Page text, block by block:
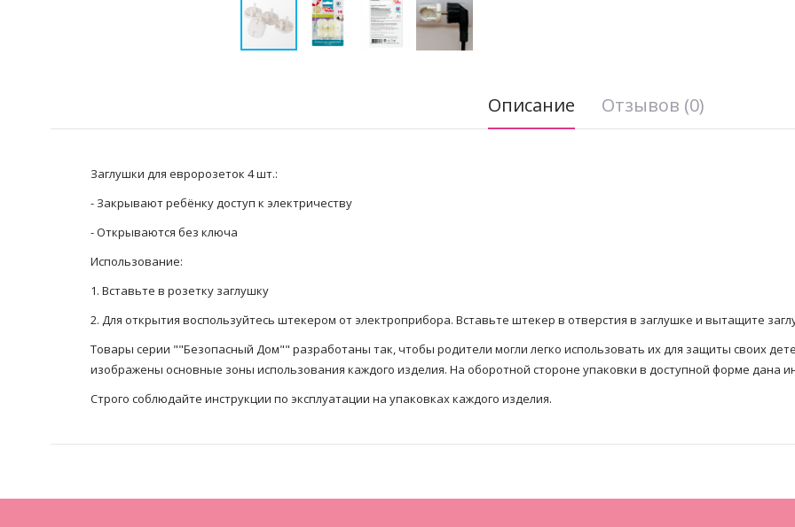
Описание Отзывов (0)
Заглушки для евророзеток 4 шт.:
- Закрывают ребёнку доступ к электричеству
- Открываются без ключа
Использование:
1. Вставьте в розетку заглушку
2. Для открытия воспользуйтесь штекером от электроприбора. Вставьте штекер в отверстия в заглушке и вытащите
Товары серии ""Безопасный Дом"" разработаны так, чтобы родители могли легко использовать их для защиты своих
изображены основные зоны использования каждого изделия. На оборотной стороне упаковки в доступной форме дана
Строго соблюдайте инструкции по эксплуатации на упаковках каждого изделия.